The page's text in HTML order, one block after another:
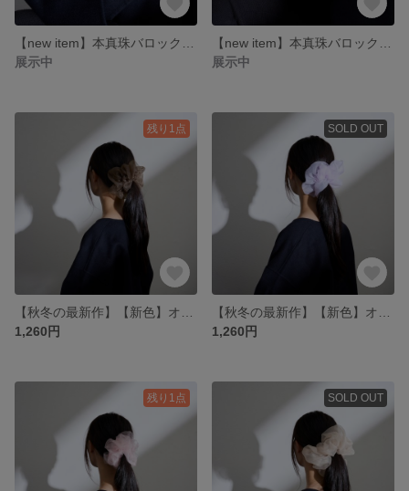
展示中
展示中
残り1点
1,260円
SOLD OUT
1,260円
残り1点 SOLD OUT